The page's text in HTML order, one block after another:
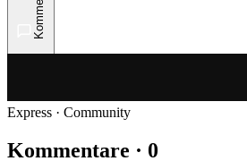
Express · Community
Kommentare · 0